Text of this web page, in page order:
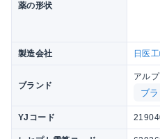
薬の形状
製造会社 日医
ブランド
アル
ブ
YJコード